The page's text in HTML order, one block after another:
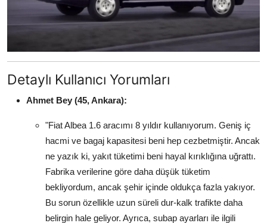
Detaylı Kullanıcı Yorumları
Ahmet Bey (45, Ankara):
"Fiat Albea 1.6 aracımı 8 yıldır kullanıyorum. Geniş iç
hacmi ve bagaj kapasitesi beni hep cezbetmiştir. Ancak
ne yazık ki, yakıt tüketimi beni hayal kırıklığına uğrattı.
Fabrika verilerine göre daha düşük tüketim
bekliyordum, ancak şehir içinde oldukça fazla yakıyor.
Bu sorun özellikle uzun süreli dur-kalk trafikte daha
belirgin hale geliyor. Ayrıca, subap ayarları ile ilgili